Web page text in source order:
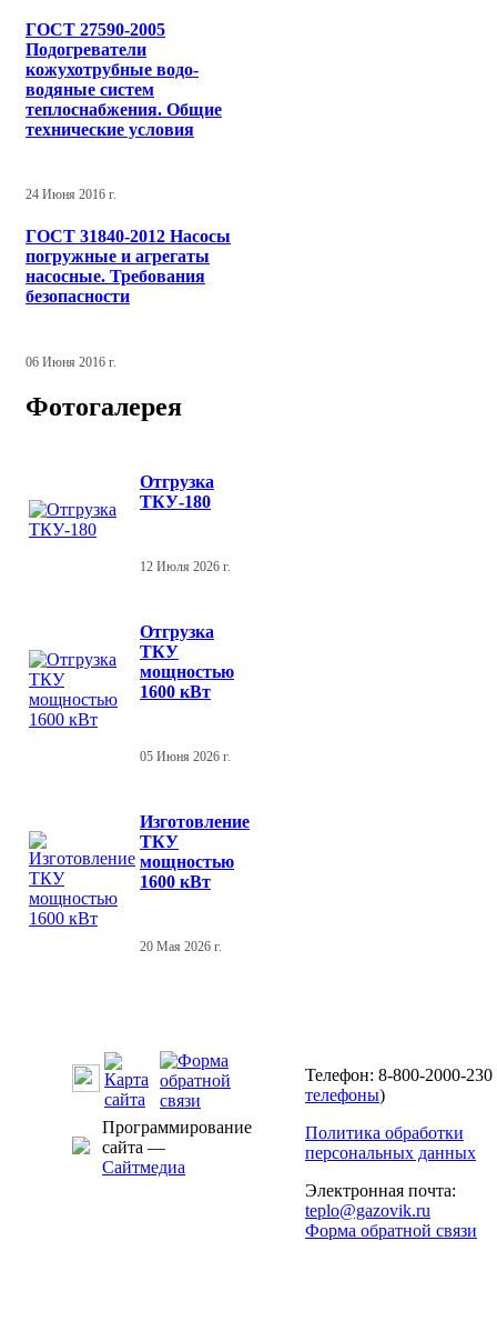
ГОСТ 27590-2005
Подогреватели
кожухотрубные водо-
водяные систем
теплоснабжения. Общие
технические условия
24 Июня 2016 г.
ГОСТ 31840-2012 Насосы
погружные и агрегаты
насосные. Требования
безопасности
06 Июня 2016 г.
Фотогалерея
Отгрузка
ТКУ-180
12 Июля 2026 г.
Отгрузка
ТКУ
мощностью
1600 кВт
05 Июня 2026 г.
Изготовление
ТКУ
мощностью
1600 кВт
20 Мая 2026 г.
Программирование
сайта —
Сайтмедиа
Телефон: 8-800-2000-230
телефоны)
Политика обработки
персональных данных
Электронная почта:
teplo@gazovik.ru
Форма обратной связи